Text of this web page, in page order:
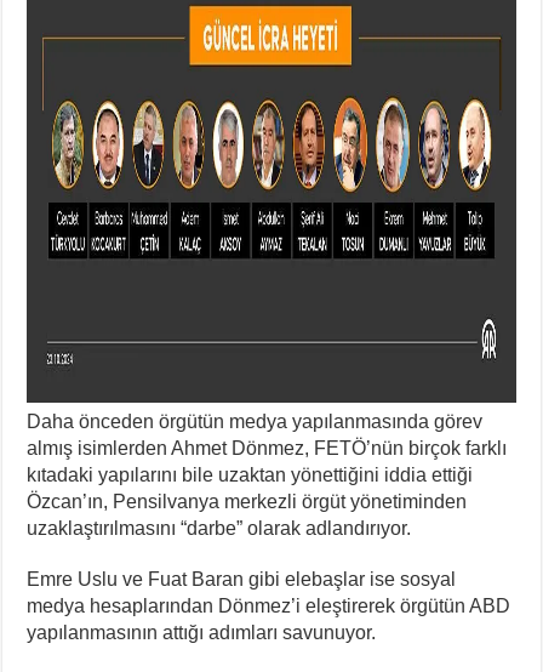
Daha önceden örgütün medya yapılanmasında görev
almış isimlerden Ahmet Dönmez, FETÖ’nün birçok farklı
kıtadaki yapılarını bile uzaktan yönettiğini iddia ettiği
Özcan’ın, Pensilvanya merkezli örgüt yönetiminden
uzaklaştırılmasını “darbe” olarak adlandırıyor.
Emre Uslu ve Fuat Baran gibi elebaşlar ise sosyal
medya hesaplarından Dönmez’i eleştirerek örgütün ABD
yapılanmasının attığı adımları savunuyor.